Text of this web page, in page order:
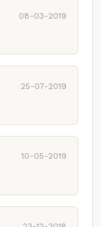
08-03-2019
25-07-2019
10-05-2019